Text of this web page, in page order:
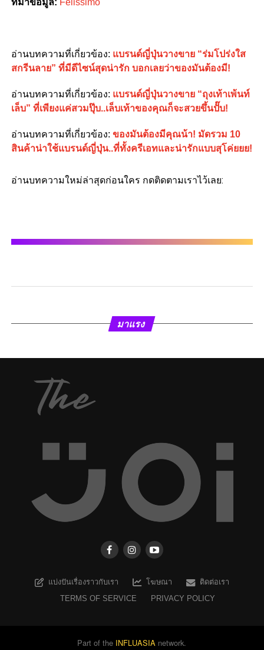
อ่านบทความที่เกี่ยวข้อง: แบรนด์ญี่ปุ่นวางขาย “ร่มโปร่งใส
สกรีนลาย” ที่มีดีไซน์สุดน่ารัก บอกเลยว่าของมันต้องมี!
อ่านบทความที่เกี่ยวข้อง: แบรนด์ญี่ปุ่นวางขาย “ถุงเท้าเพ้นท์
เล็บ” ที่เพียงแค่สวมปุ๊บ..เล็บเท้าของคุณก็จะสวยขึ้นปั๊บ!
อ่านบทความที่เกี่ยวข้อง: ของมันต้องมีคุณน้า! มัดรวม 10
สินค้าน่าใช้แบรนด์ญี่ปุ่น..ที่ทั้งครีเอทและน่ารักแบบสุโค่ยยย!
อ่านบทความใหม่ล่าสุดก่อนใคร กดติดตามเราไว้เลย:
มาแรง
แบ่งปันเรื่องราวกับเรา โฆษณา
ติดต่อเรา
TERMS OF SERVICE
PRIVACY POLICY
Part of the INFLUASIA network.